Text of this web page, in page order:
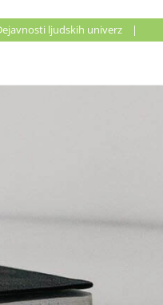
ljudskih univerz|